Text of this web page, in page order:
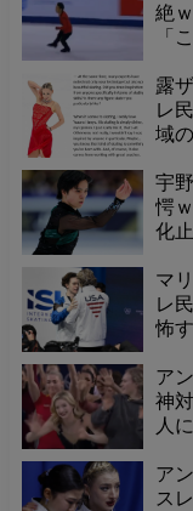
絶
「
露
レ
域
宇
愕
化
マ
レ
怖
ア
神
人
ア
ス